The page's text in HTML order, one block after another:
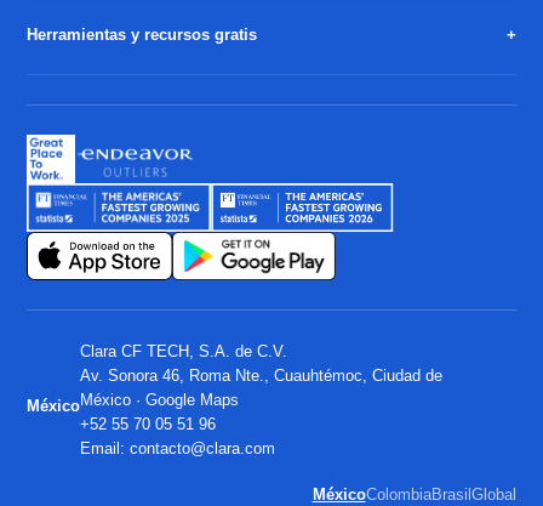
Herramientas y recursos gratis
México
Clara CF TECH, S.A. de C.V.
Av. Sonora 46, Roma Nte., Cuauhtémoc, Ciudad de
México ·Google Maps
+52 55 70 05 51 96
Email:contacto@clara.com
MéxicoColombiaBrasil Global